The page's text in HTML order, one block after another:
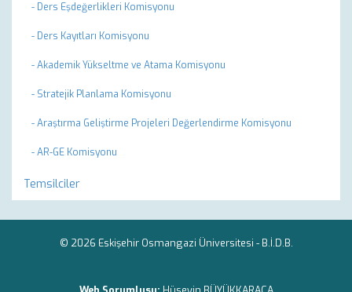
- Ders Eşdeğerlikleri Komisyonu
- Ders Kayıtları Komisyonu
- Akademik Yükseltme ve Atama Komisyonu
- Stratejik Planlama Komisyonu
- Araştırma Geliştirme Projeleri Değerlendirme Komisyonu
- AR-GE Komisyonu
Temsilciler
© 2026 Eskişehir Osmangazi Üniversitesi - B.İ.D.B.